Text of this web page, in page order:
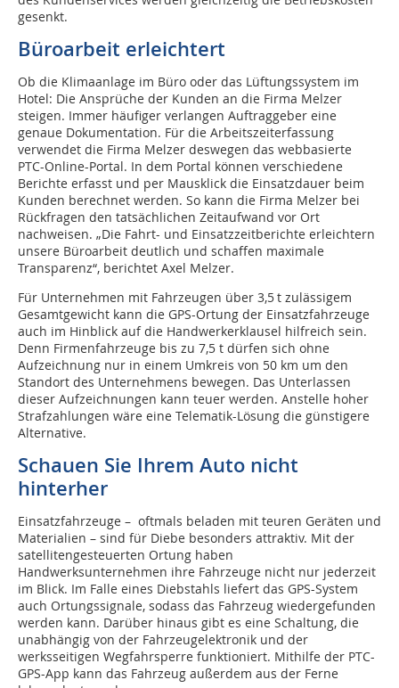
gesenkt.
Büroarbeit erleichtert
Ob die Klimaanlage im Büro oder das Lüftungssystem im
Hotel: Die Ansprüche der Kunden an die Firma Melzer
steigen. Immer häufiger verlangen Auftraggeber eine
genaue Dokumentation. Für die Arbeitszeiterfassung
verwendet die Firma Melzer deswegen das webbasierte
PTC-Online-Portal. In dem Portal können verschiedene
Berichte erfasst und per Mausklick die Einsatzdauer beim
Kunden berechnet werden. So kann die Firma Melzer bei
Rückfragen den tatsächlichen Zeitaufwand vor Ort
nachweisen. „Die Fahrt- und Einsatzzeitberichte erleichtern
unsere Büroarbeit deutlich und schaffen maximale
Transparenz“, berichtet Axel Melzer.
Für Unternehmen mit Fahrzeugen über 3,5 t zulässigem
Gesamtgewicht kann die GPS-Ortung der Einsatzfahrzeuge
auch im Hinblick auf die Handwerkerklausel hilfreich sein.
Denn Firmenfahrzeuge bis zu 7,5 t dürfen sich ohne
Aufzeichnung nur in einem Umkreis von 50 km um den
Standort des Unternehmens bewegen. Das Unterlassen
dieser Aufzeichnungen kann teuer werden. Anstelle hoher
Strafzahlungen wäre eine Telematik-Lösung die günstigere
Alternative.
Schauen Sie Ihrem Auto nicht
hinterher
Einsatzfahrzeuge – oftmals beladen mit teuren Geräten und
Materialien – sind für Diebe besonders attraktiv. Mit der
satellitengesteuerten Ortung haben
Handwerksunternehmen ihre Fahrzeuge nicht nur jederzeit
im Blick. Im Falle eines Diebstahls liefert das GPS-System
auch Ortungssignale, sodass das Fahrzeug wiedergefunden
werden kann. Darüber hinaus gibt es eine Schaltung, die
unabhängig von der Fahrzeugelektronik und der
werksseitigen Wegfahrsperre funktioniert. Mithilfe der PTC-
GPS-App kann das Fahrzeug außerdem aus der Ferne